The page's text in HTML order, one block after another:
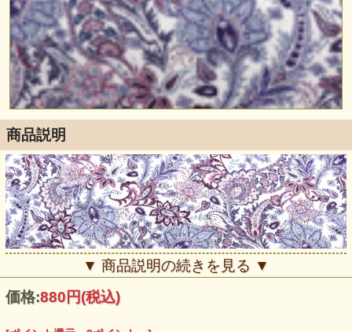
商品説明
▼ 商品説明の続きを見る ▼
価格:880円(税込)